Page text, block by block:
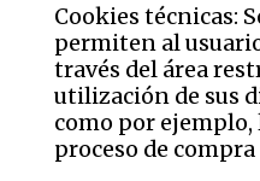
Cookies técnicas:
permiten al
través del área
utilización de sus
como por ejemplo,
proceso de